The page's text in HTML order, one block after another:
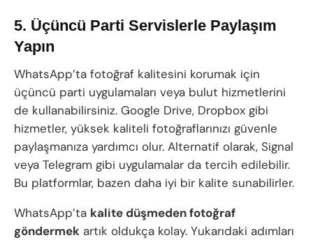
5. Üçüncü Parti Servislerle Paylaşım
Yapın
WhatsApp’ta fotoğraf kalitesini korumak için
üçüncü parti uygulamaları veya bulut hizmetlerini
de kullanabilirsiniz. Google Drive, Dropbox gibi
hizmetler, yüksek kaliteli fotoğraflarınızı güvenle
paylaşmanıza yardımcı olur. Alternatif olarak, Signal
veya Telegram gibi uygulamalar da tercih edilebilir.
Bu platformlar, bazen daha iyi bir kalite sunabilirler.
WhatsApp’ta kalite düşmeden fotoğraf
göndermek artık oldukça kolay. Yukarıdaki adımları